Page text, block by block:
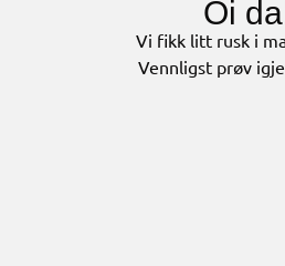
Oi
Vi fikk litt rusk i
Vennligst prøv